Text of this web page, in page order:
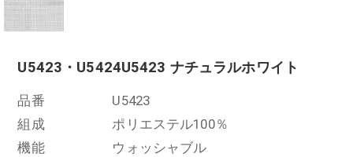
U5423・U5424U5423 ナチュラルホワイト
品番
U5423
組成
ポリエステル100％
機能
ウォッシャブル